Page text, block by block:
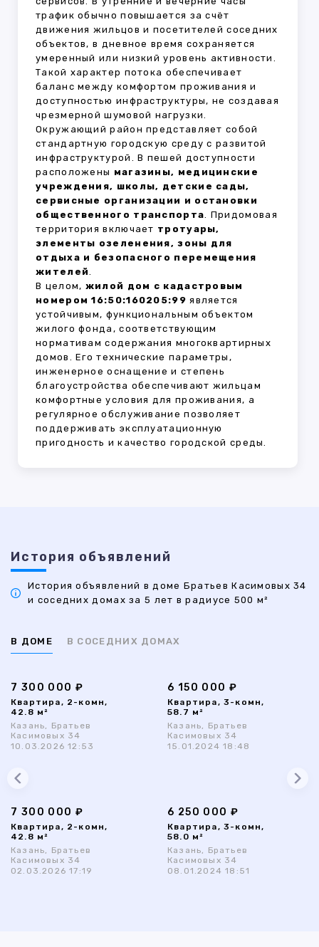
трафик обычно повышается за счёт
движения жильцов и посетителей соседних
объектов, в дневное время сохраняется
умеренный или низкий уровень активности.
Такой характер потока обеспечивает
баланс между комфортом проживания и
доступностью инфраструктуры, не создавая
чрезмерной шумовой нагрузки.
Окружающий район представляет собой
стандартную городскую среду с развитой
инфраструктурой. В пешей доступности
расположены магазины, медицинские
учреждения, школы, детские сады,
сервисные организации и остановки
общественного транспорта. Придомовая
территория включает тротуары,
элементы озеленения, зоны для
отдыха и безопасного перемещения
жителей.
В целом, жилой дом с кадастровым
номером 16:50:160205:99 является
устойчивым, функциональным объектом
жилого фонда, соответствующим
нормативам содержания многоквартирных
домов. Его технические параметры,
инженерное оснащение и степень
благоустройства обеспечивают жильцам
комфортные условия для проживания, а
регулярное обслуживание позволяет
поддерживать эксплуатационную
пригодность и качество городской среды.
История объявлений
История объявлений в доме Братьев Касимовых 34
и соседних домах за 5 лет в радиусе 500 м²
В ДОМЕ В СОСЕДНИХ ДОМАХ
7 300 000 ₽
Квартира, 2-комн,
42.8 м²
Казань, Братьев
Касимовых 34
10.03.2026 12:53
6 150 000 ₽
Квартира, 3-комн,
58.7 м²
Казань, Братьев
Касимовых 34
15.01.2024 18:48
7 300 000 ₽
Квартира, 2-комн,
42.8 м²
Казань, Братьев
Касимовых 34
02.03.2026 17:19
6 250 000 ₽
Квартира, 3-комн,
58.0 м²
Казань, Братьев
Касимовых 34
08.01.2024 18:51